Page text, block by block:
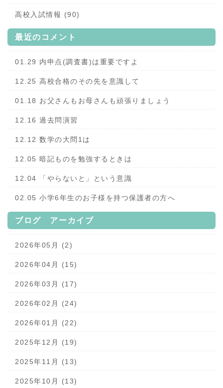
高校入試情報 (90)
最近のコメント
01.29 内申点(調査書)は重要ですよ
12.25 高校合格のその先を意識して
01.18 お父さんもお母さんも頑張りましょう
12.16 過去問演習
12.12 数学の大問1は
12.05 暗記ものを勉強するときは
12.04 「やらないと」という意識
02.05 小学6年生のお子様を持つ保護者の方へ
ブログ アーカイブ
2026年05月 (2)
2026年04月 (15)
2026年03月 (17)
2026年02月 (24)
2026年01月 (22)
2025年12月 (19)
2025年11月 (13)
2025年10月 (13)